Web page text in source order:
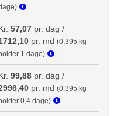
57,07 pr. dag /
pr. md(0,395 kg
1 dage)
99,88 pr. dag /
pr. md(0,395 kg
0,4 dage)